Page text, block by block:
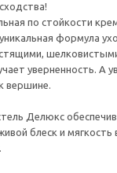
по стойкости
формула
уверненность. А
вершине.
Делюкс
блеск и мягкость